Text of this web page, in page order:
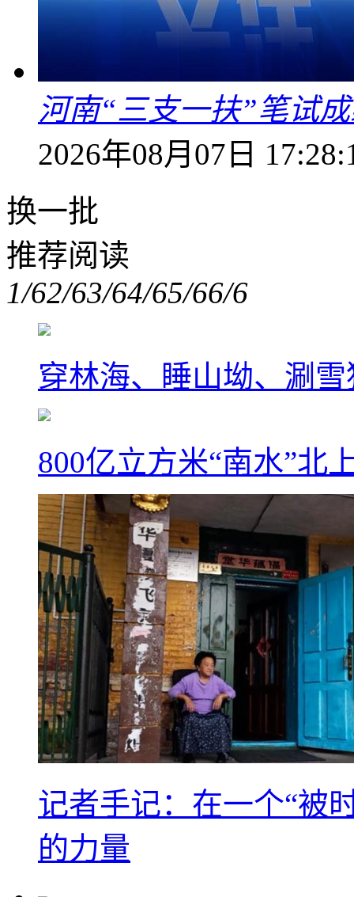
河南“三支一扶”笔试
2026年08月07日
换一批
推荐阅读
1/62/63/64/65/66/6
穿林海、睡山坳、涮
800亿立方米“南水”北
记者手记：在一个“被
的力量